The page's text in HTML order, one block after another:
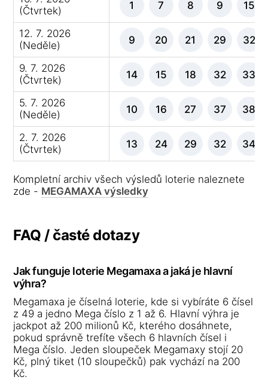
(Čtvrtek)
1 7 8 9 15
12. 7. 2026
(Neděle)
9 20 21 29 32
9. 7. 2026
(Čtvrtek)
14 15 18 32 33
5. 7. 2026
(Neděle)
10 16 27 37 38
2. 7. 2026
(Čtvrtek)
13 24 29 32 34
Kompletní archiv všech výsledů loterie naleznete
zde - MEGAMAXA výsledky
FAQ / časté dotazy
Jak funguje loterie Megamaxa a jaká je hlavní
výhra?
Megamaxa je číselná loterie, kde si vybíráte 6 čísel
z 49 a jedno Mega číslo z 1 až 6. Hlavní výhra je
jackpot až 200 milionů Kč, kterého dosáhnete,
pokud správně trefíte všech 6 hlavních čísel i
Mega číslo. Jeden sloupeček Megamaxy stojí 20
Kč, plný tiket (10 sloupečků) pak vychází na 200
Kč.